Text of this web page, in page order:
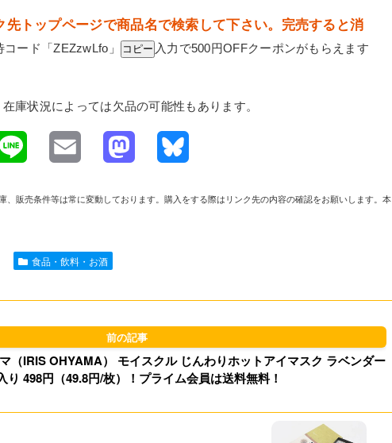
トップページで商品名で検索して下さい。完売すると消
コード「ZEZzwLfo 」 コピー 入力で500円OFFクーポンがもらえます
庫状況によっては欠品の可能性もあります。
l
d
o
n
k
販売条件等は常に変動しております。購入をする際はリンク先の内容の確認をお願いします。本
食品・飲料・お酒
（IRIS OHYAMA） モイスクル じんわりホットアイマスク ラベンダー
り 498円（49.8円/枚）！プライム会員は送料無料！